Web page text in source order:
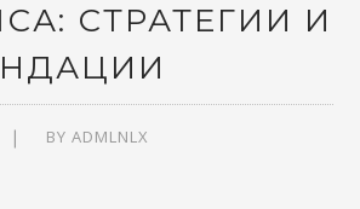
СТРАТЕГИИ И
BYADMLNLX